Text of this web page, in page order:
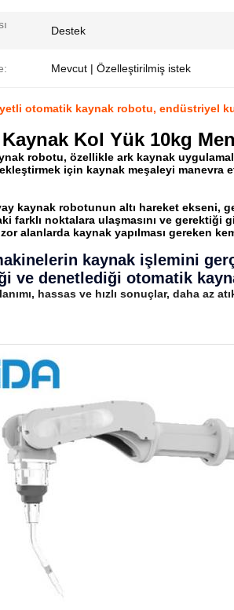
Destek
Mevcut | Özelleştirilmiş istek
otomatik kaynak robotu, endüstriyel
Kol Yük 10kg
robotu, özellikle ark kaynak
için kaynak meşaleyi manevra
kaynak robotunun altı hareket ekseni,
farklı noktalara ulaşmasını ve
zor alanlarda kaynak yapılması gereken
kaynak işlemini
ve denetlediği otomatik
hassas ve hızlı sonuçlar, daha az